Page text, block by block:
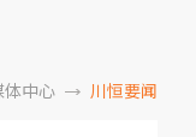
体中心 川恒要闻